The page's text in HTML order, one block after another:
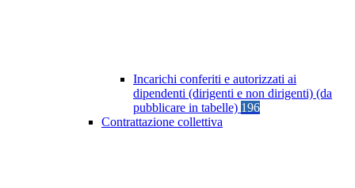
Incarichi conferiti e autorizzati ai
dipendenti (dirigenti e non dirigenti) (da
pubblicare in tabelle) 196
Contrattazione collettiva